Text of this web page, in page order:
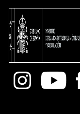
InstagramYoutube